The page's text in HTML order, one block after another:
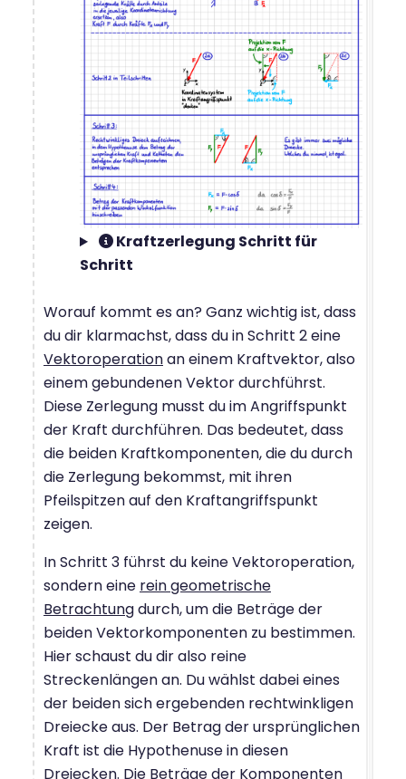
Kraftzerlegung Schritt für
Schritt
Worauf kommt es an? Ganz wichtig ist, dass
du dir klarmachst, dass du in Schritt 2 eine
Vektoroperationan einem Kraftvektor, also
einem gebundenen Vektor durchführst.
Diese Zerlegung musst du im Angriffspunkt
der Kraft durchführen. Das bedeutet, dass
die beiden Kraftkomponenten, die du durch
die Zerlegung bekommst, mit ihren
Pfeilspitzen auf den Kraftangriffspunkt
zeigen.
In Schritt 3 führst du keine Vektoroperation,
sondern eine rein geometrische
Betrachtungdurch, um die Beträge der
beiden Vektorkomponenten zu bestimmen.
Hier schaust du dir also reine
Streckenlängen an. Du wählst dabei eines
der beiden sich ergebenden rechtwinkligen
Dreiecke aus. Der Betrag der ursprünglichen
Kraft ist die Hypothenuse in diesen
Dreiecken. Die Beträge der Komponenten